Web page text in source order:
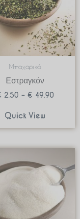
Μπαχαρικά
Εστραγκόν
2.50 – € 49.90
Quick View
€ 1.25
through
€ 24.50